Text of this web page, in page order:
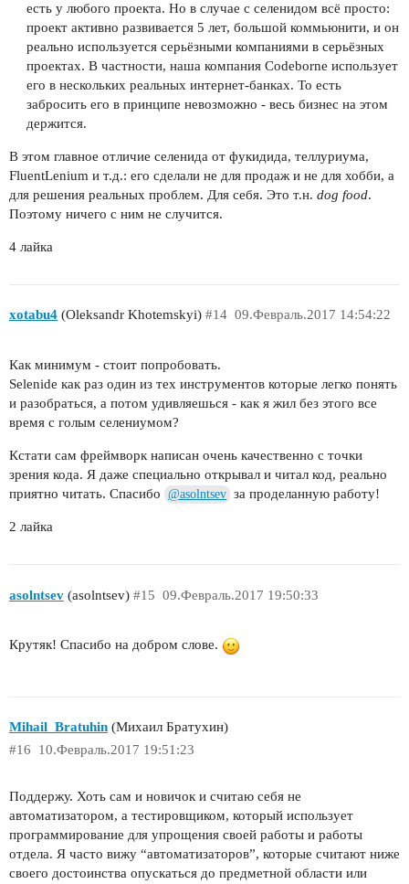
есть у любого проекта. Но в случае с селенидом всё просто:
проект активно развивается 5 лет, большой коммьюнити, и он
реально используется серьёзными компаниями в серьёзных
проектах. В частности, наша компания Codeborne использует
его в нескольких реальных интернет-банках. То есть
забросить его в принципе невозможно - весь бизнес на этом
держится.
В этом главное отличие селенида от фукидида, теллуриума,
FluentLenium и т.д.: его сделали не для продаж и не для хобби, а
для решения реальных проблем. Для себя. Это т.н. dog food.
Поэтому ничего с ним не случится.
4 лайка
xotabu4 (Oleksandr Khotemskyi) 09.Февраль.2017 14:54:22
#14
Как минимум - стоит попробовать.
Selenide как раз один из тех инструментов которые легко понять
и разобраться, а потом удивляешься - как я жил без этого все
время с голым селениумом?
Кстати сам фреймворк написан очень качественно с точки
зрения кода. Я даже специально открывал и читал код, реально
приятно читать. Спасибо
@asolntsev за проделанную работу!
2 лайка
asolntsev (asolntsev) 09.Февраль.2017 19:50:33
#15
Крутяк! Спасибо на добром слове.
Mihail_Bratuhin (Михаил Братухин)
10.Февраль.2017 19:51:23
#16
Поддержу. Хоть сам и новичок и считаю себя не
автоматизатором, а тестировщиком, который использует
программирование для упрощения своей работы и работы
отдела. Я часто вижу “автоматизаторов”, которые считают ниже
своего достоинства опускаться до предметной области или